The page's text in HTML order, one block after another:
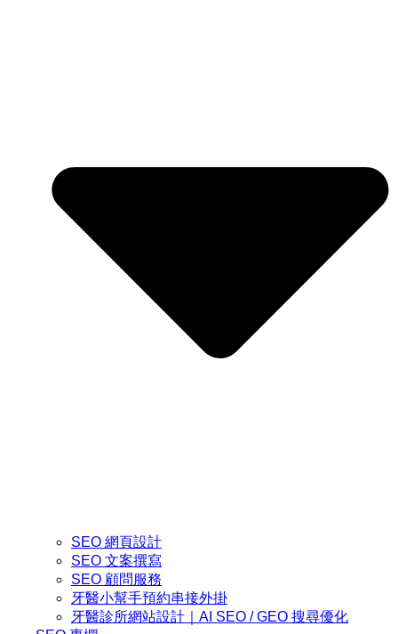
SEO 網頁設計
SEO 文案撰寫
SEO 顧問服務
牙醫小幫手預約串接外掛
牙醫診所網站設計｜AI SEO / GEO 搜尋優化